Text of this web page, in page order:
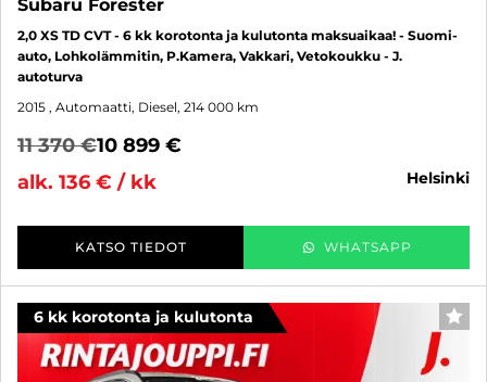
Subaru Forester
2,0 XS TD CVT - 6 kk korotonta ja kulutonta maksuaikaa! - Suomi-
auto, Lohkolämmitin, P.Kamera, Vakkari, Vetokoukku - J.
autoturva
2015 , Automaatti, Diesel, 214 000 km
11 370 €10 899 €
alk. 136 € / kk
helsinki
KATSO TIEDOT WHATSAPP
6 kk korotonta ja kulutonta